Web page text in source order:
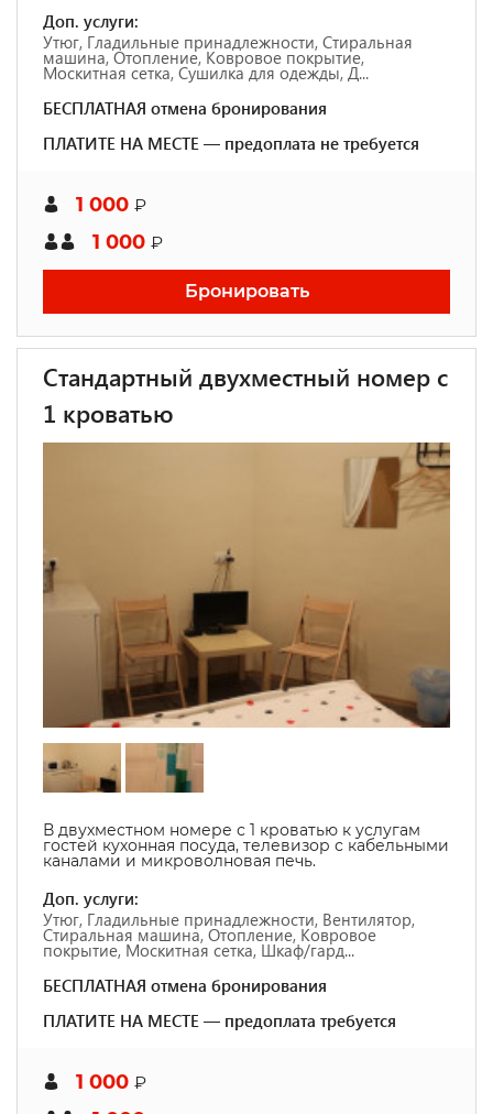
Доп. услуги:
Утюг, Гладильные принадлежности, Стиральная
машина, Отопление, Ковровое покрытие,
Москитная сетка, Сушилка для одежды, Д...
БЕСПЛАТНАЯ отмена бронирования
ПЛАТИТЕ НА МЕСТЕ — предоплата не требуется
1 000 ₽
1 000 ₽
Бронировать
Стандартный двухместный номер с
1 кроватью
В двухместном номере с 1 кроватью к услугам
гостей кухонная посуда, телевизор с кабельными
каналами и микроволновая печь.
Доп. услуги:
Утюг, Гладильные принадлежности, Вентилятор,
Стиральная машина, Отопление, Ковровое
покрытие, Москитная сетка, Шкаф/гард...
БЕСПЛАТНАЯ отмена бронирования
ПЛАТИТЕ НА МЕСТЕ — предоплата требуется
1 000 ₽